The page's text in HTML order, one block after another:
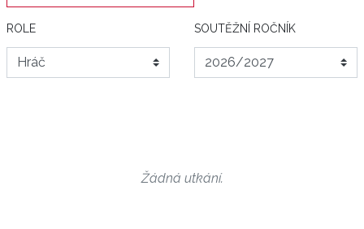
ROLE SOUTĚŽNÍ ROČNÍK
Žádná utkání.